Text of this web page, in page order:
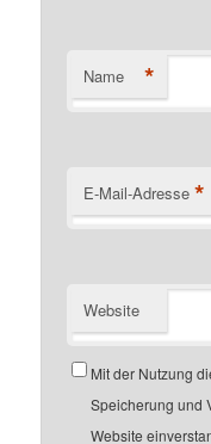
Name *
E-Mail-Adresse *
Website
Mit der Nutzung
Speicherung und
Website